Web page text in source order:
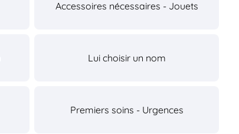
Accessoires nécessaires - Jouets
Lui choisir un nom
Premiers soins - Urgences